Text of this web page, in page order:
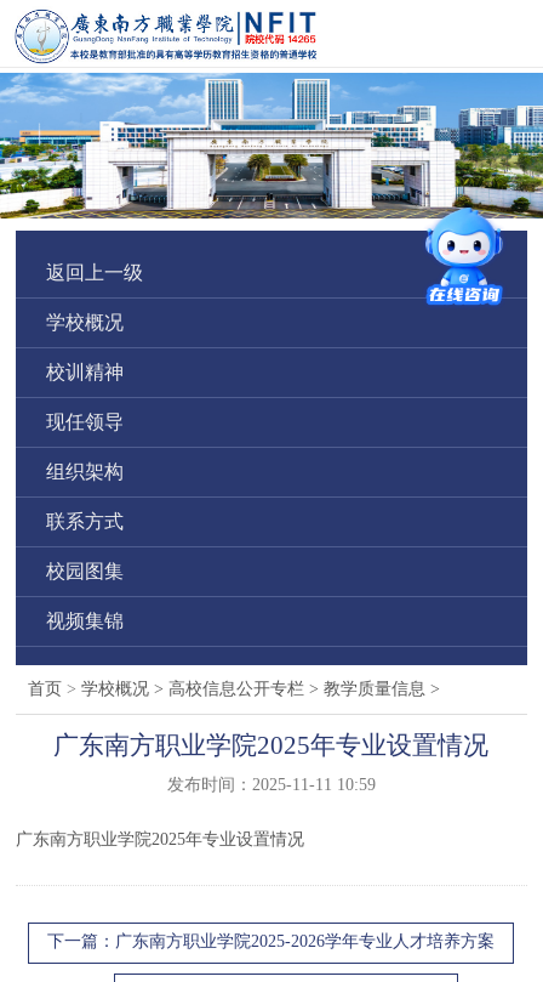
返回上一级
学校概况
校训精神
现任领导
组织架构
联系方式
校园图集
视频集锦
首页 >学校概况 > 高校信息公开专栏 >教学质量信息 >
广东南方职业学院2025年专业设置情况
发布时间：2025-11-11 10:59
广东南方职业学院2025年专业设置情况
下一篇 ：广东南方职业学院2025-2026学年专业人才培养方案